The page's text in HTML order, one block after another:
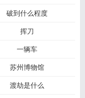
破到什么程度
挥刀
一辆车
苏州博物馆
渡劫是什么